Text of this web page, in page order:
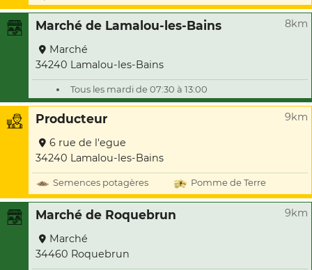
Marché de Lamalou-les-Bains 8km
Marché
34240 Lamalou-les-Bains
Tous les mardi de 07:30 à 13:00
Producteur 9km
6 rue de l'egue
34240 Lamalou-les-Bains
Semences potagères Pomme de Terre
Marché de Roquebrun 9km
Marché
34460 Roquebrun